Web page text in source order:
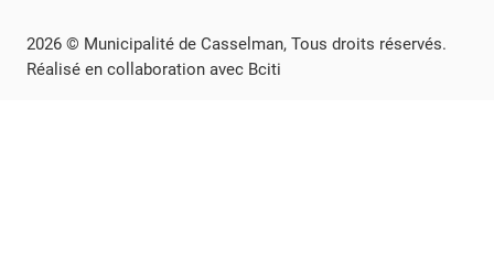
2026 © Municipalité de Casselman, Tous droits réservés.
Réalisé en collaboration avec Bciti